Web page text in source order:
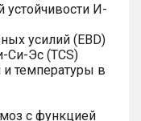
устойчивости И-
усилий (EBD)
Си-Эс (TCS)
температуры в
с функцией